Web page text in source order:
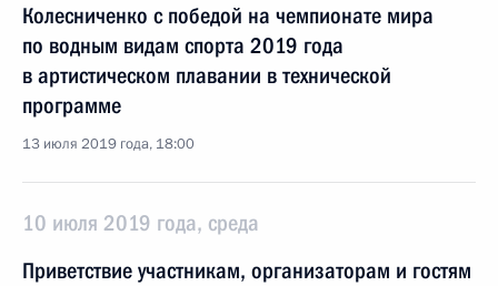
Колесниченко с победой на чемпионате мира
по водным видам спорта 2019 года
в артистическом плавании в технической
программе
13 июля 2019 года, 18:00
10 июля 2019 года, среда
Приветствие участникам, организаторам и гостям